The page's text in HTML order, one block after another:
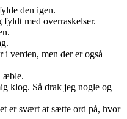
den igen.
med overraskelser.
i verden, men der er også
æble.
klog. Så drak jeg nogle og
er svært at sætte ord på, hvor